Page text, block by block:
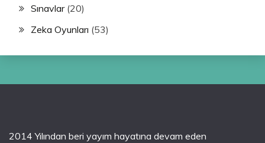
Sınavlar(20)
Zeka Oyunları (53)
2014 Yılından beri yayım hayatına devam eden